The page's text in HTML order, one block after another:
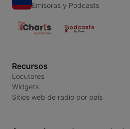
Emisoras y Podcasts
Recursos
Locutores
Widgets
Sitios web de radio por país